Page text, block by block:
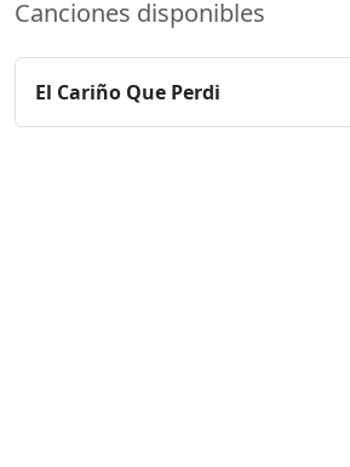
Canciones disponibles
El Cariño Que Perdi